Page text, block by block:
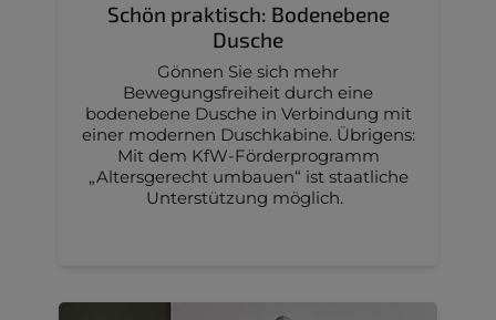
Schön praktisch: Bodenebene
Dusche
Gönnen Sie sich mehr
Bewegungsfreiheit durch eine
bodenebene Dusche in Verbindung mit
einer modernen Duschkabine. Übrigens:
Mit dem KfW-Förderprogramm
„Altersgerecht umbauen“ ist staatliche
Unterstützung möglich.